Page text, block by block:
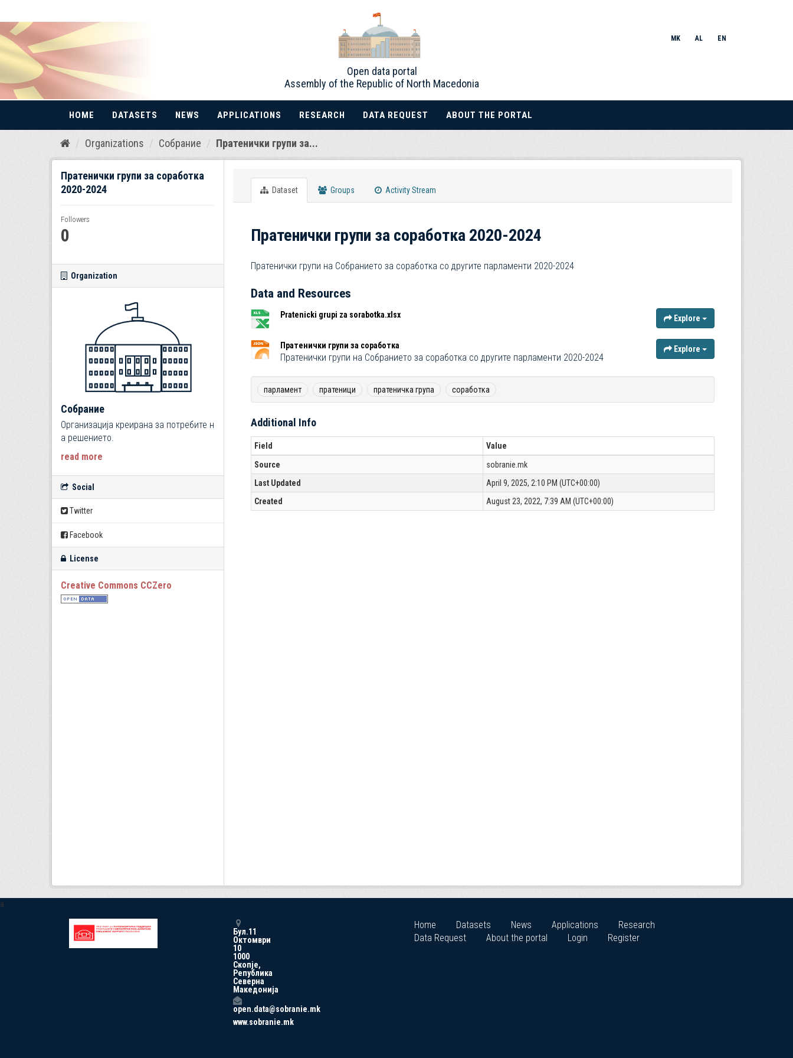
Skip
Open data portal
Assembly of the Republic of North Macedonia
MK AL EN
HOME DATASETS NEWS APPLICATIONS RESEARCH DATA REQUEST ABOUT THE PORTAL
Organizations Собрание Пратенички групи за...
Пратенички групи за соработка
2020-2024
Followers
0
Organization
Собрание
Организација креирана за потребите н
а решението.
read more
Social
Twitter
Facebook
License
Creative Commons CCZero
Dataset Groups Activity Stream
Пратенички групи за соработка 2020-2024
Пратенички групи на Собранието за соработка со другите парламенти 2020-2024
Data and Resources
Pratenicki grupi za sorabotka.xlsx Explore
Пратенички групи за соработка
Пратенички групи на Собранието за соработка со другите парламенти 2020-2024
Explore
парламент пратеници пратеничка група соработка
Additional Info
Field
Value
Source
sobranie.mk
Last Updated
April 9, 2025, 2:10 PM (UTC+00:00)
Created
August 23, 2022, 7:39 AM (UTC+00:00)
a
Бул.11
Октомври
10
1000
Скопје,
Република
Северна
Македонија
open.data@sobranie.mk
www.sobranie.mk
Home Datasets News Applications
Research
Data Request
About the portal Login Register